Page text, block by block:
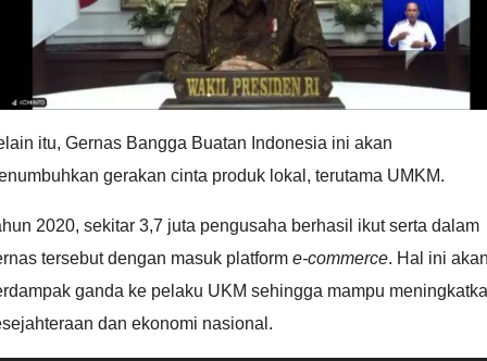
itu, Gernas Bangga Buatan Indonesia ini akan
gerakan cinta produk lokal, terutama UMKM.
2020, sekitar 3,7 juta pengusaha berhasil ikut serta dalam
tersebut dengan masuk platform e-commerce. Hal ini
ganda ke pelaku UKM sehingga mampu
dan ekonomi nasional.